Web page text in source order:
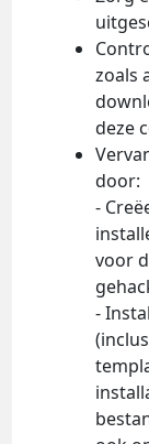
zoals
deze
door:
-
voor
-